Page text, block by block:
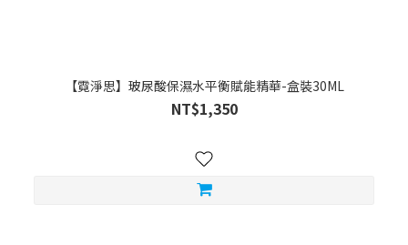
【霓淨思】玻尿酸保濕水平衡賦能精華-盒裝30ML
NT$1,350